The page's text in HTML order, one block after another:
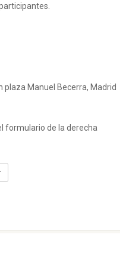
plaza Manuel Becerra, Madrid
formulario de la derecha